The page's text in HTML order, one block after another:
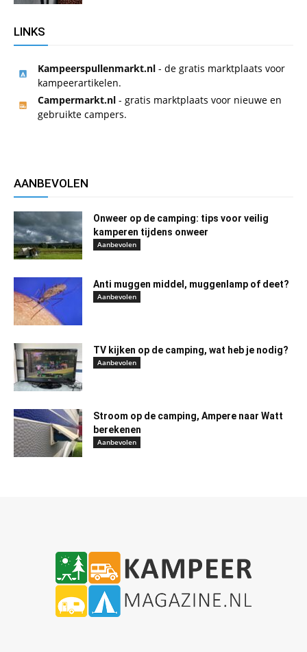
LINKS
Kampeerspullenmarkt.nl - de gratis marktplaats voor
kampeerartikelen.
Campermarkt.nl - gratis marktplaats voor nieuwe en
gebruikte campers.
AANBEVOLEN
Onweer op de camping: tips voor veilig
kamperen tijdens onweer
Aanbevolen
Anti muggen middel, muggenlamp of deet?
Aanbevolen
TV kijken op de camping, wat heb je nodig?
Aanbevolen
Stroom op de camping, Ampere naar Watt
berekenen
Aanbevolen